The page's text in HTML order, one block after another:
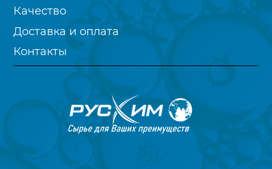
Качество
Доставка и оплата
Контакты